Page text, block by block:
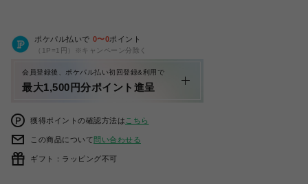
ポケパル払いで 0〜0ポイント
（1P=1円）※キャンペーン分除く
会員登録後、ポケパル払い初回登録&利用で
最大1,500円分ポイント進呈
獲得ポイントの確認方法は こちら
この商品について問い合わせる
ギフト：ラッピング不可